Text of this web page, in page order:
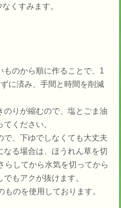
くすみます。
ものから順に作ることで、1
に済み、手間と時間を削減
のりが縮むので、塩とごま油
ください。
、下ゆでしなくても大丈夫
なる場合は、ほうれん草を切
らしてから水気を切ってから
もアクが抜けます。
のを使用しております。